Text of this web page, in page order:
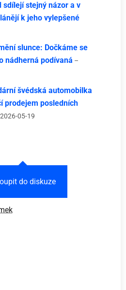
sdílejí stejný názor a v
k jeho vylepšené
slunce: Dočkáme se
nádherná podívaná –
švédská automobilka
prodejem posledních
05-19
do diskuze